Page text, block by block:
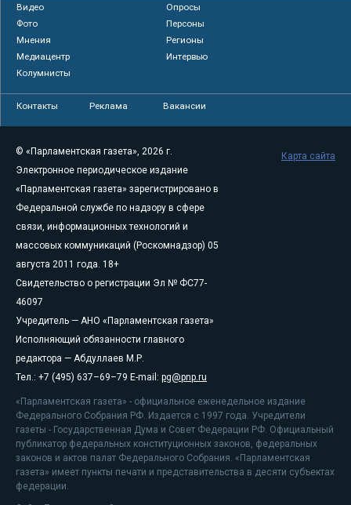
Видео
Опросы
Фото
Персоны
Мнения
Регионы
Медиацентр
Интервью
Колумнисты
Контакты Реклама Вакансии
© «Парламентская газета», 2026 г.
Электронное периодическое издание
«Парламентская газета» зарегистрировано в
Федеральной службе по надзору в сфере
связи, информационных технологий и
массовых коммуникаций (Роскомнадзор) 05
августа 2011 года. 18+
Свидетельство о регистрации Эл № ФС77-
46097
Учредитель — АНО «Парламентская газета»
Исполняющий обязанности главного
редактора — Абдуллаев М.Р.
Тел.: +7 (495) 637–69–79 E-mail: pg@pnp.ru
«Парламентская газета» - официальное еженедельное издание
Федерального Собрания РФ. Издается с 1997 года. Учредители
газеты - Государственная Дума и Совет Федерации РФ. Официальный
публикатор федеральных конституционных законов, федеральных
законов и актов палат Федерального Собрания. «Парламентская
газета» имеет пункты печати и представительства в десяти субъектах
федерации.
Карта сайта